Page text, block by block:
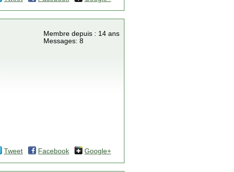
Membre depuis : 14 ans
Messages: 8
Tweet Facebook Google+